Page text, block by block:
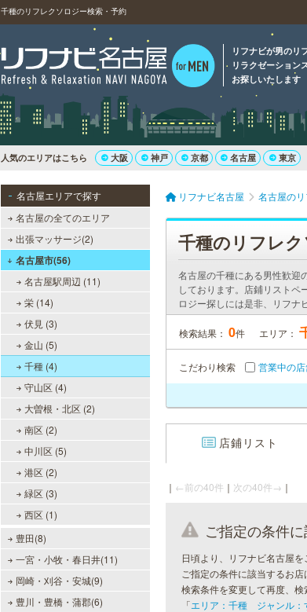
千種のリフレクソロジー検索・予約
リフナビが男のリ
リラクゼーション
お探しいたします
人気のエリアはこちら 大阪 神戸 京都 名古屋 東京
名古屋エリアで探す
名古屋の全てのエリア
出張マッサージ(2)
名古屋市(56)
名古屋駅周辺 (11)
栄 (14)
伏見 (3)
金山 (5)
千種 (4)
守山区 (4)
大曽根・北区 (2)
南区 (2)
中川区 (5)
港区 (2)
緑区 (3)
西区 (1)
豊田(8)
一宮・小牧・春日井(11)
岡崎・刈谷・安城(9)
豊川・豊橋・蒲郡(6)
リフナビ名古屋 名古屋の
千種のリフレ
名古屋の千種にある男性歓迎
しております。店鋪リストペ
ロジー探しには是非、リフナ
検索結果： 0件 エリア：
こだわり検索 営業中の
店鋪リスト
｜ ←前の40件 ｜ 次の40件→ ｜
ご指定の条件
日頃より、リフナビ名古屋を
ご指定の条件に該当するお店
検索条件を変更して再度、検
「エリア：千種 ジャンル：